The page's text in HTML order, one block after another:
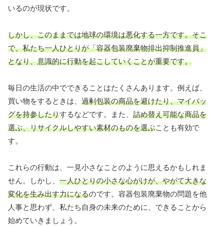
いるのが現状です。
しかし、このままでは地球の環境は悪化する一方です。そこ
で、私たち一人ひとりが「容器包装廃棄物排出抑制推進員」
となり、意識的に行動を起こしていくことが重要です。
毎日の生活の中でできることはたくさんあります。例えば、
買い物をするときは、 過剰包装の商品を避けたり、マイバッ
グを持参したりするなどです。また、 詰め替え可能な商品を
選ぶ、リサイクルしやすい素材のものを選ぶことも有効で
す。
これらの行動は、一見小さなことのように思えるかもしれま
せん。しかし、 一人ひとりの小さな心がけが、やがて大きな
変化を生み出す力になるのです。容器包装廃棄物の問題を他
人事と思わず、私たち自身の未来のために、できることから
始めていきましょう。